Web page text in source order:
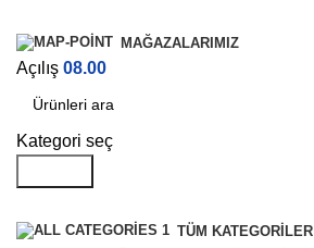
MAĞAZALARIMIZ
Açılış 08.00
Kategori seç
TÜM KATEGORILER